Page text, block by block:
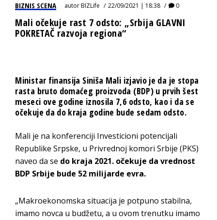
BIZNIS SCENA autorBIZLife 22/09/2021 | 18:38 0
Mali očekuje rast 7 odsto: „Srbija GLAVNI
POKRETAČ razvoja regiona“
Ministar finansija Siniša Mali izjavio je da je stopa
rasta bruto domaćeg proizvoda (BDP) u prvih šest
meseci ove godine iznosila 7,6 odsto, kao i da se
očekuje da do kraja godine bude sedam odsto.
Mali je na konferenciji Investicioni potencijali
Republike Srpske, u Privrednoj komori Srbije (PKS)
naveo da se do kraja 2021. očekuje da vrednost
BDP Srbije bude 52 milijarde evra.
„Makroekonomska situacija je potpuno stabilna,
imamo novca u budžetu, a u ovom trenutku imamo